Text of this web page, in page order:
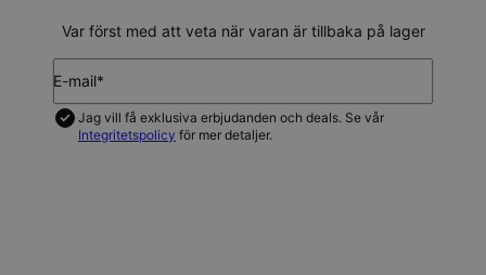
Var först med att veta när varan är tillbaka på lager
E-mail*
Jag vill få exklusiva erbjudanden och deals. Se vår
Integritetspolicy för mer detaljer.